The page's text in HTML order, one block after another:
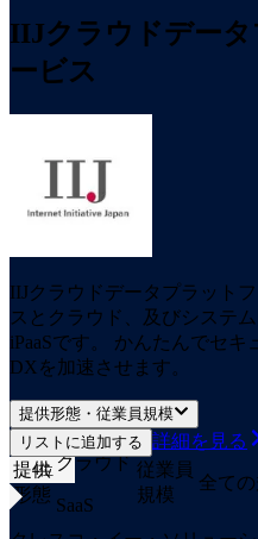
IIJクラウドデー
ービス
IIJクラウドデータプラット
スとクラウド、及びシステ
iPaaSです。 かんたんでセ
DXを加速させます。
提供形態・従業員規模
提供
形態
クラウド
SaaS
従業員
規模
全て
リストに追加する 詳細を見る
4位